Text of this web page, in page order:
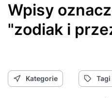
Wpisy
"zodiak i
Kategorie Tagi